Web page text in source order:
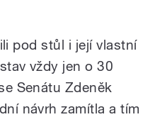
pod stůl i její vlastní
vždy jen o 30
Senátu Zdeněk
návrh zamítla a tím